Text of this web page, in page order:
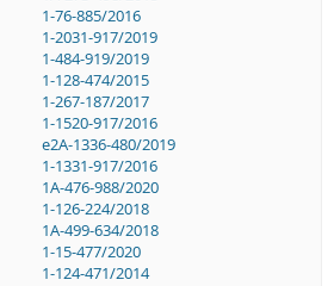
1-76-885/2016
1-2031-917/2019
1-484-919/2019
1-128-474/2015
1-267-187/2017
1-1520-917/2016
e2A-1336-480/2019
1-1331-917/2016
1A-476-988/2020
1-126-224/2018
1A-499-634/2018
1-15-477/2020
1-124-471/2014